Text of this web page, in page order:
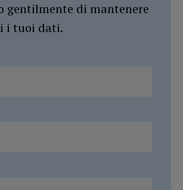
gentilmente di mantenere
i tuoi dati.